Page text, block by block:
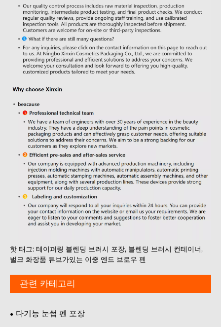
핫 태그: 테이퍼링 블렌딩 브러시 포장, 블렌딩 브러시 컨테이너,
벌크 화장품 튜브가있는 이중 엔드 브로우 펜
관련 카테고리
다기능 눈썹 펜 포장